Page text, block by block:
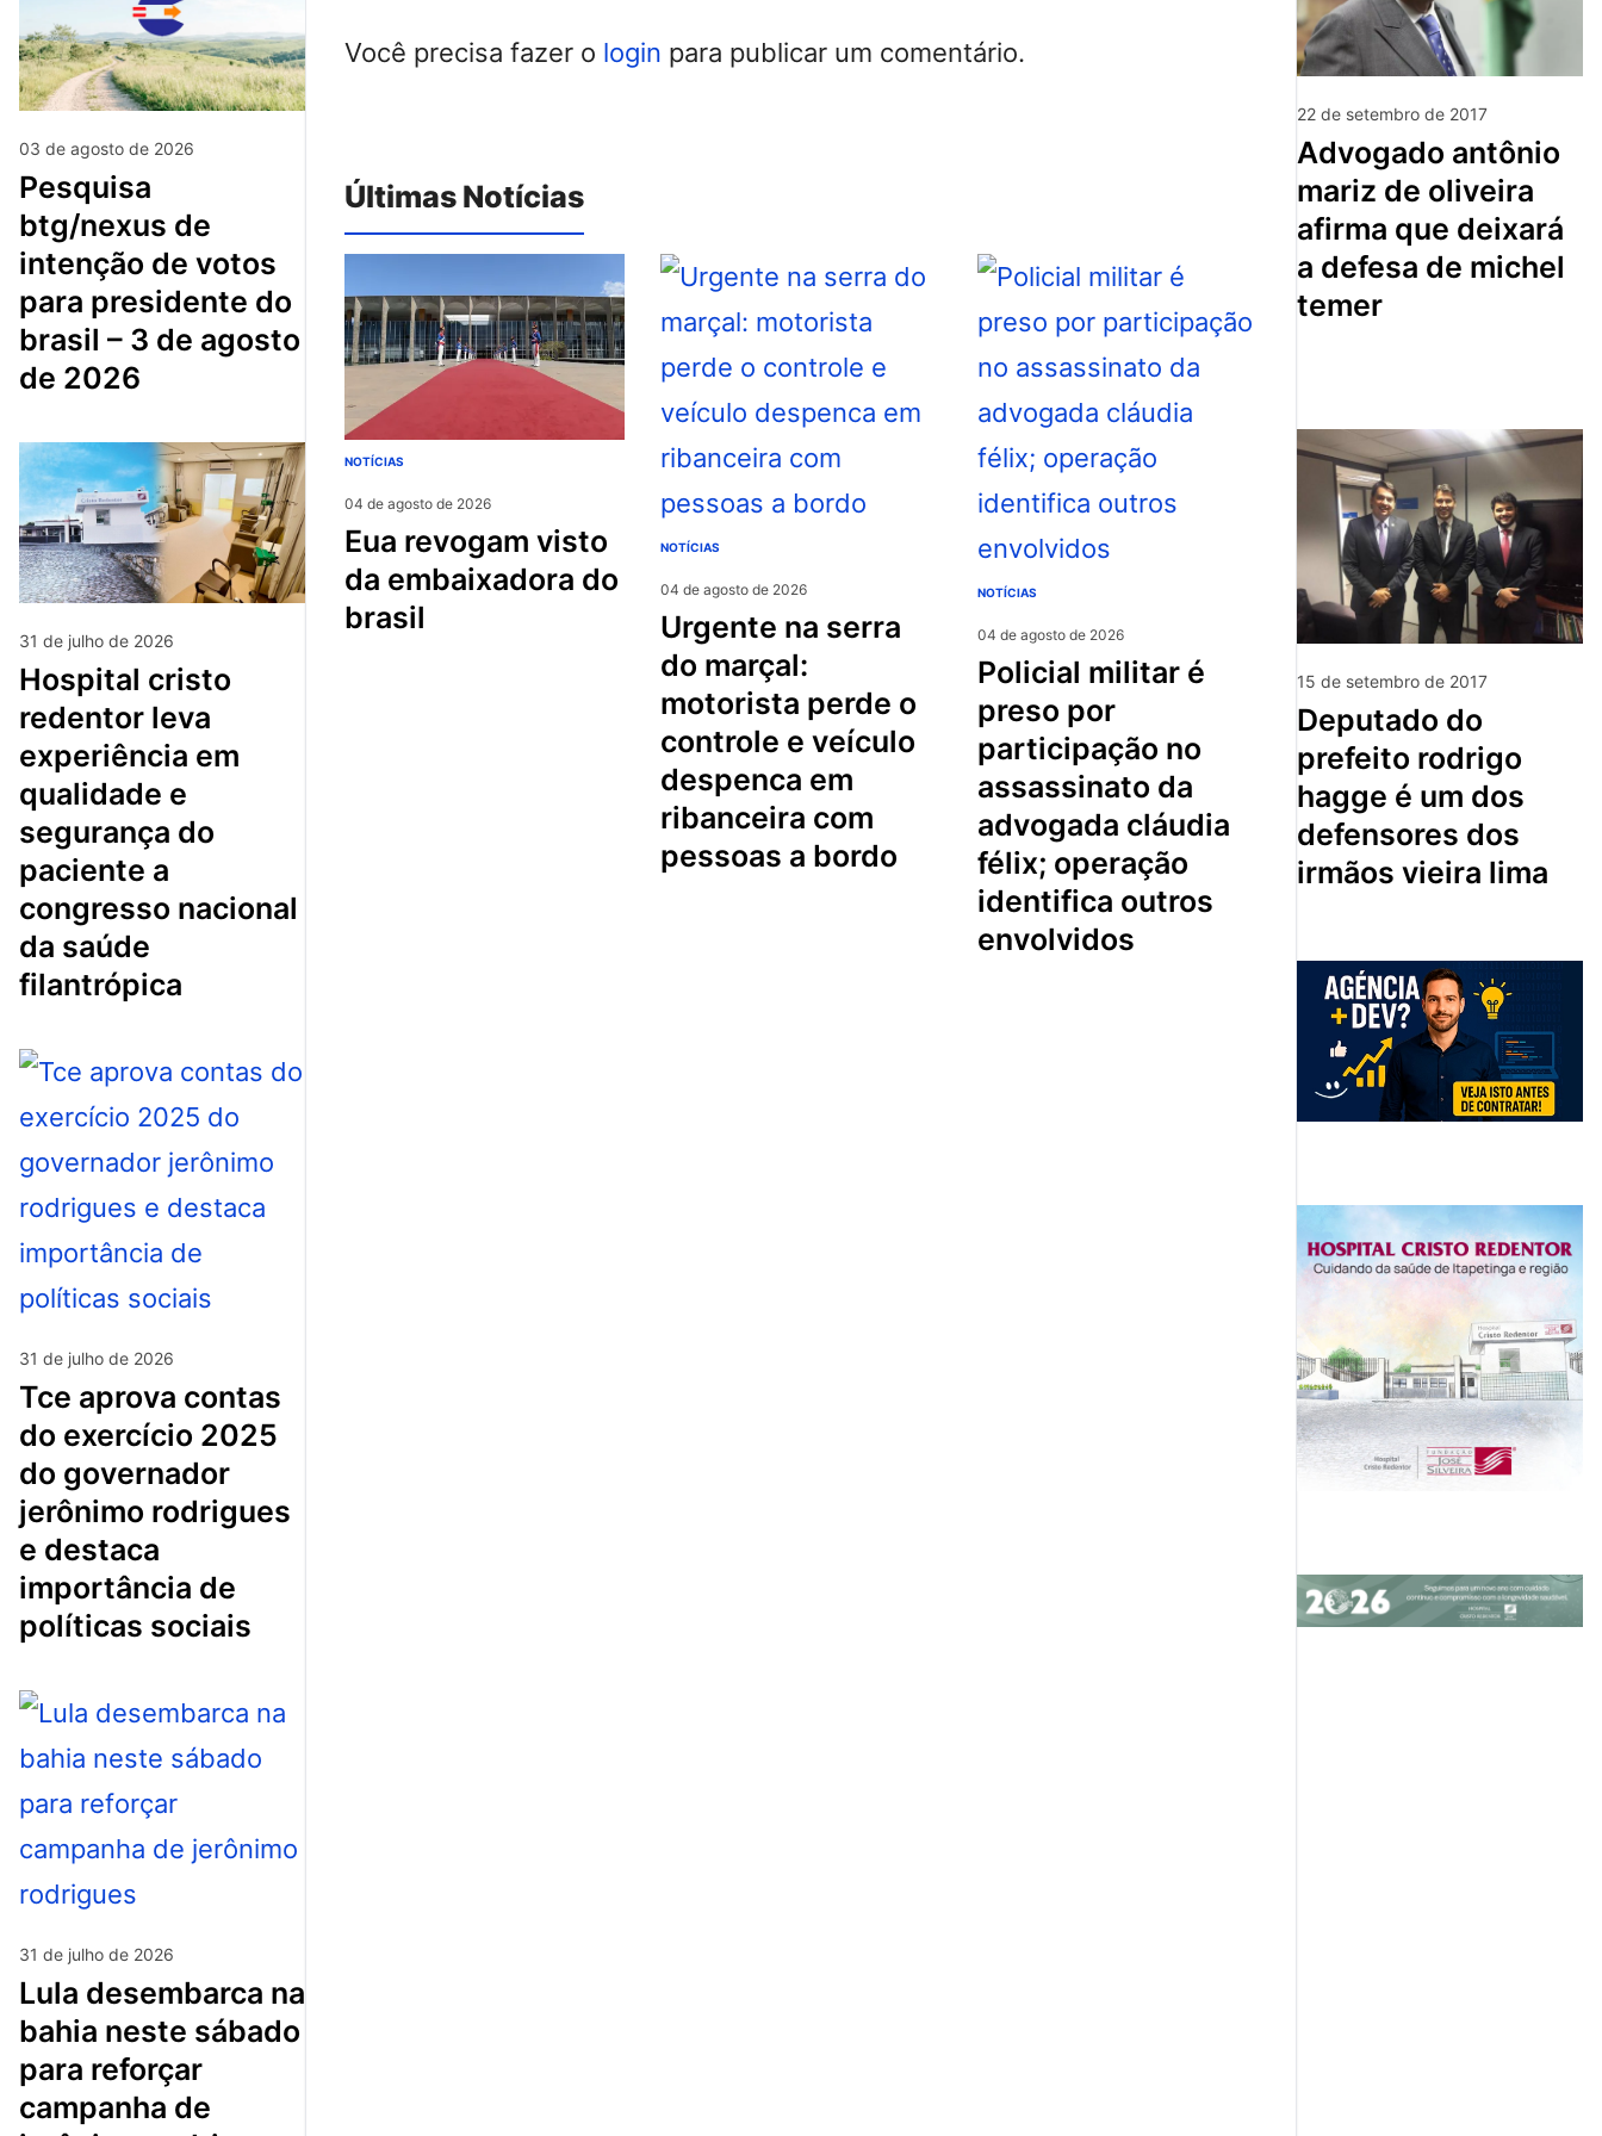
03 de agosto de 2026
pesquisa
btg/nexus de
intenção de votos
para presidente do
brasil – 3 de agosto
de 2026
31 de julho de 2026
hospital cristo
redentor leva
experiência em
qualidade e
segurança do
paciente a
congresso nacional
da saúde
filantrópica
31 de julho de 2026
tce aprova contas
do exercício 2025
do governador
jerônimo rodrigues
e destaca
importância de
políticas sociais
31 de julho de 2026
lula desembarca na
bahia neste sábado
para reforçar
campanha de
Você precisa fazer o login para publicar um comentário.
Últimas Notícias
NOTÍCIAS
04 de agosto de 2026
eua revogam visto
da embaixadora do
brasil
NOTÍCIAS
04 de agosto de 2026
urgente na serra
do marçal:
motorista perde o
controle e veículo
despenca em
ribanceira com
pessoas a bordo
NOTÍCIAS
04 de agosto de 2026
policial militar é
preso por
participação no
assassinato da
advogada cláudia
félix; operação
identifica outros
envolvidos
22 de setembro de 2017
advogado antônio
mariz de oliveira
afirma que deixará
a defesa de michel
temer
15 de setembro de 2017
deputado do
prefeito rodrigo
hagge é um dos
defensores dos
irmãos vieira lima